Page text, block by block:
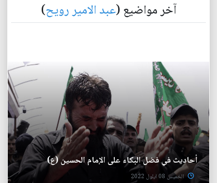
آخر مواضيع (عبد الامير رويح)
أحاديث في فضل البكاء على الإمام الحسين (ع)
الخميس 08 ايلول 2022